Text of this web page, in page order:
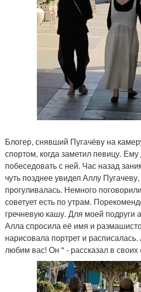
Блогер, снявший Пугачёву на
спортом, когда заметил певицу.
побеседовать с ней. Час назад
чуть позднее увидел Аллу
прогуливалась. Немного
советует есть по утрам.
гречневую кашу. Для моей подруги
Алла спросила её имя и
нарисовала портрет и
любим вас! Он " - рассказал в своих